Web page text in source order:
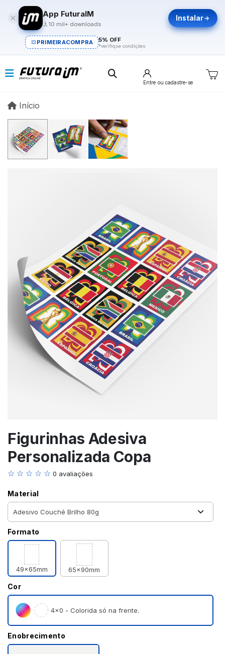
App FuturaIM
10 mil+ downloads
Instalar
PRIMEIRACOMPRA 5% OFF
*verifique condições
Entre ou cadastre-se
Início
Figurinhas Adesiva
Personalizada Copa
☆ ☆ ☆ ☆ ☆ 0 avaliações
Material
Formato
49x65mm 65x90mm
Cor
4×0 - Colorida só na frente.
Enobrecimento